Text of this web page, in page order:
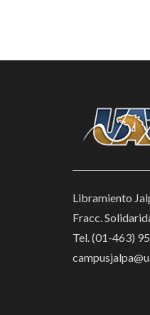
Libramiento
Fracc.
Tel. (01-463)